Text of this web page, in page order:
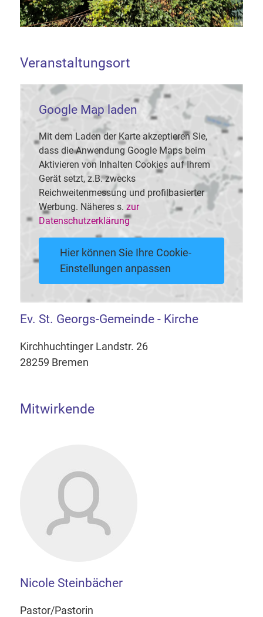
Veranstaltungsort
Google Map laden
Mit dem Laden der Karte akzeptieren Sie,
dass die Anwendung Google Maps beim
Aktivieren von Inhalten Cookies auf Ihrem
Gerät setzt, z.B. zwecks
Reichweitenmessung und profilbasierter
Werbung. Näheres s. zur
Datenschutzerklärung
Hier können Sie Ihre Cookie-
Einstellungen anpassen
Ev. St. Georgs-Gemeinde - Kirche
Kirchhuchtinger Landstr. 26
28259 Bremen
Mitwirkende
Nicole Steinbächer
Pastor/Pastorin